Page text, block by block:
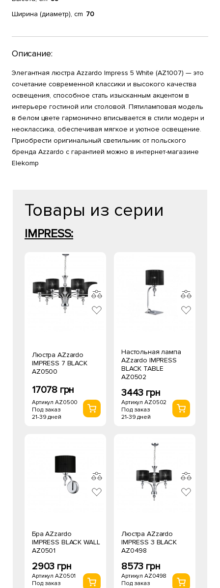
Ширина (диаметр), cm 70
Описание:
Элегантная люстра Azzardo Impress 5 White (AZ1007) — это
сочетание современной классики и высокого качества
освещения, способное стать изысканным акцентом в
интерьере гостиной или столовой. Пятиламповая модель
в белом цвете гармонично вписывается в стили модерн и
неоклассика, обеспечивая мягкое и уютное освещение.
Приобрести оригинальный светильник от польского
бренда Azzardo с гарантией можно в интернет-магазине
Elekomp
Товары из серии
IMPRESS:
Люстра AZzardo
IMPRESS 7 BLACK
AZ0500
17078 грн
Артикул AZ0500
Под заказ
21-39 дней
Настольная лампа
AZzardo IMPRESS
BLACK TABLE
AZ0502
3443 грн
Артикул AZ0502
Под заказ
21-39 дней
Бра AZzardo
IMPRESS BLACK WALL
AZ0501
2903 грн
Артикул AZ0501
Под заказ
Люстра AZzardo
IMPRESS 3 BLACK
AZ0498
8573 грн
Артикул AZ0498
Под заказ